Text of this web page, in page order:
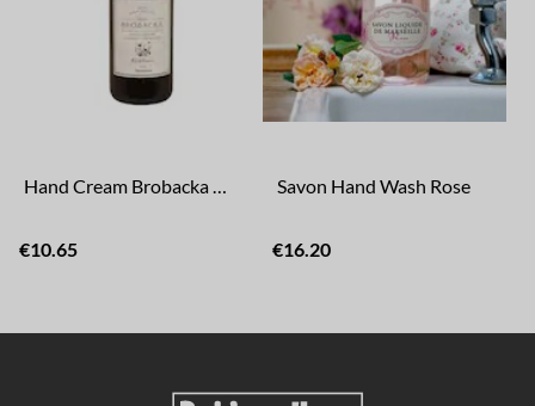
Hand Cream Brobacka Wildflowers
€10.65
Savon Hand Wash Rose
€16.20